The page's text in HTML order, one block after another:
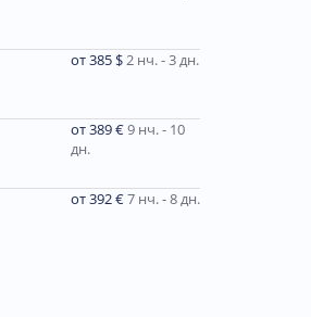
от 385 $2 нч. - 3 дн.
от 389 €9 нч. - 10
дн.
от 392 €7 нч. - 8 дн.